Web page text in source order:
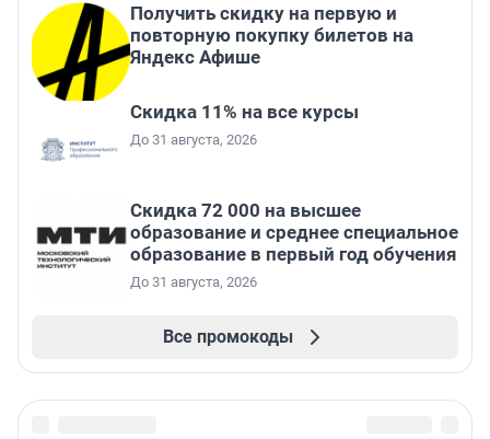
Получить скидку на первую и
повторную покупку билетов на
Яндекс Афише
Скидка 11% на все курсы
До 31 августа, 2026
Скидка 72 000 на высшее
образование и среднее специальное
образование в первый год обучения
До 31 августа, 2026
Все промокоды